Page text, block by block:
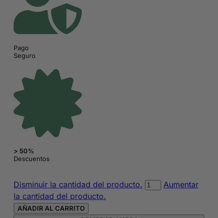
Pago
Seguro
> 50%
Descuentos
Disminuir la cantidad del producto. MochilaAumentar
la cantidad del producto.
AÑADIR AL CARRITO